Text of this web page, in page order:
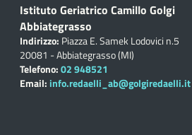
Istituto Geriatrico Camillo Golgi
Abbiategrasso
Indirizzo: Piazza E. Samek Lodovici n.5
20081 - Abbiategrasso (MI)
Telefono:02 948521
Email: info.redaelli_ab@golgiredaelli.it